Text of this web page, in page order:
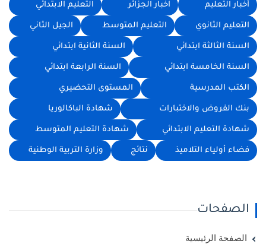
أخبار التعليم اخبار الجزائر التعليم الابتدائي
التعليم الثانوي التعليم المتوسط الجيل الثاني
السنة الثالثة ابتدائي السنة الثانية ابتدائي
السنة الخامسة ابتدائي السنة الرابعة ابتدائي
الكتب المدرسية المستوى التحضيري
بنك الفروض والاختبارات شهادة الباكالوريا
شهادة التعليم الابتدائي شهادة التعليم المتوسط
فضاء أولياء التلاميذ نتائج وزارة التربية الوطنية
الصفحات
الصفحة الرئيسية